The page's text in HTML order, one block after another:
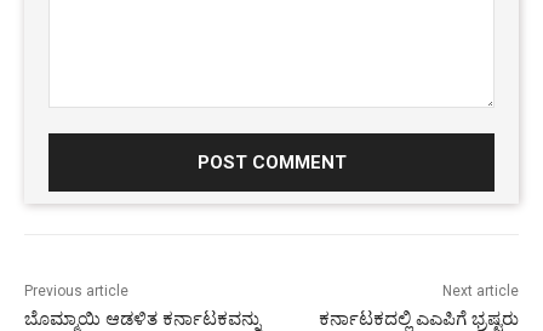
Previous article
ಬೊಮ್ಮಾಯಿ ಆಡಳಿತ ಕರ್ನಾಟಕವನ್ನು
Next article
ಕರ್ನಾಟಕದಲ್ಲಿ ಎಎಪಿಗೆ ಭ್ರಷ್ಟರು